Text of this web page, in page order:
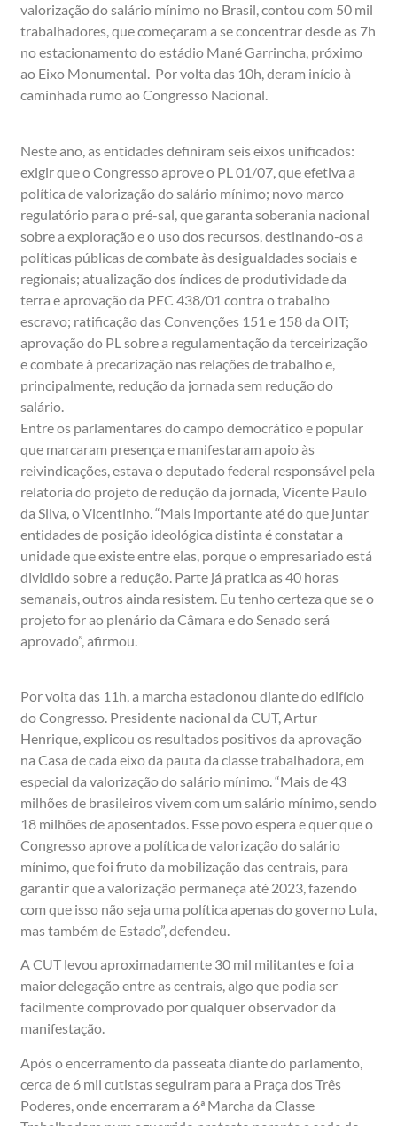
valorização do salário mínimo no Brasil, contou com 50 mil
trabalhadores, que começaram a se concentrar desde as 7h
no estacionamento do estádio Mané Garrincha, próximo
ao Eixo Monumental. Por volta das 10h, deram início à
caminhada rumo ao Congresso Nacional.
Neste ano, as entidades definiram seis eixos unificados:
exigir que o Congresso aprove o PL 01/07, que efetiva a
política de valorização do salário mínimo; novo marco
regulatório para o pré-sal, que garanta soberania nacional
sobre a exploração e o uso dos recursos, destinando-os a
políticas públicas de combate às desigualdades sociais e
regionais; atualização dos índices de produtividade da
terra e aprovação da PEC 438/01 contra o trabalho
escravo; ratificação das Convenções 151 e 158 da OIT;
aprovação do PL sobre a regulamentação da terceirização
e combate à precarização nas relações de trabalho e,
principalmente, redução da jornada sem redução do
salário.
Entre os parlamentares do campo democrático e popular
que marcaram presença e manifestaram apoio às
reivindicações, estava o deputado federal responsável pela
relatoria do projeto de redução da jornada, Vicente Paulo
da Silva, o Vicentinho. “Mais importante até do que juntar
entidades de posição ideológica distinta é constatar a
unidade que existe entre elas, porque o empresariado está
dividido sobre a redução. Parte já pratica as 40 horas
semanais, outros ainda resistem. Eu tenho certeza que se o
projeto for ao plenário da Câmara e do Senado será
aprovado”, afirmou.
Por volta das 11h, a marcha estacionou diante do edifício
do Congresso. Presidente nacional da CUT, Artur
Henrique, explicou os resultados positivos da aprovação
na Casa de cada eixo da pauta da classe trabalhadora, em
especial da valorização do salário mínimo. “Mais de 43
milhões de brasileiros vivem com um salário mínimo, sendo
18 milhões de aposentados. Esse povo espera e quer que o
Congresso aprove a política de valorização do salário
mínimo, que foi fruto da mobilização das centrais, para
garantir que a valorização permaneça até 2023, fazendo
com que isso não seja uma política apenas do governo Lula,
mas também de Estado”, defendeu.
A CUT levou aproximadamente 30 mil militantes e foi a
maior delegação entre as centrais, algo que podia ser
facilmente comprovado por qualquer observador da
manifestação.
Após o encerramento da passeata diante do parlamento,
cerca de 6 mil cutistas seguiram para a Praça dos Três
Poderes, onde encerraram a 6ª Marcha da Classe